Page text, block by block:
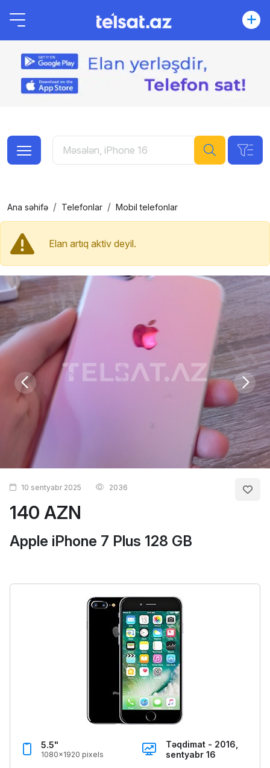
Ana səhifə Telefonlar Mobil telefonlar
Elan artıq aktiv deyil.
140 AZN
Apple iPhone 7 Plus 128 GB
10 sentyabr 2025 2036
5.5"
1080x1920 pixels
Təqdimat - 2016,
sentyabr 16